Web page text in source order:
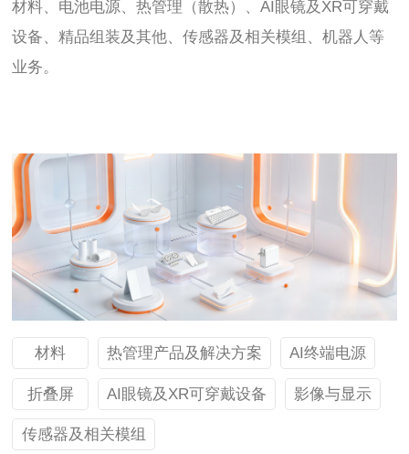
材料、电池电源、热管理（散热）、AI眼镜及XR可穿戴
设备、精品组装及其他、传感器及相关模组、机器人等
业务。
材料 热管理产品及解决方案 AI终端电源
折叠屏 AI眼镜及XR可穿戴设备 影像与显示
传感器及相关模组